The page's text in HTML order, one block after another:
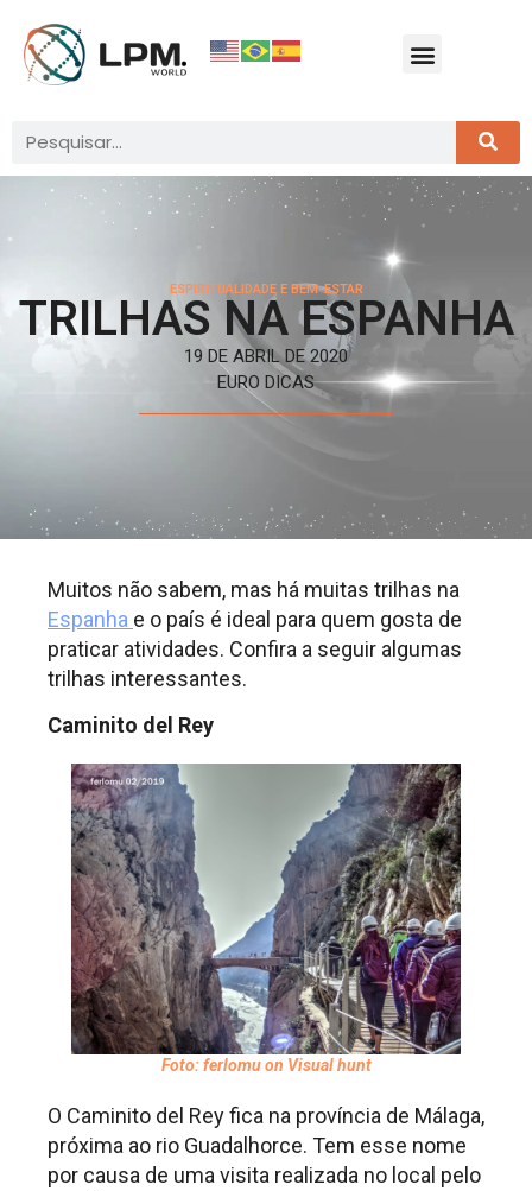
ESPIRITUALIDADE E BEM-ESTAR
TRILHAS NA ESPANHA
19 DE ABRIL DE 2020
EURO DICAS
Muitos não sabem, mas há muitas trilhas na
Espanha e o país é ideal para quem gosta de
praticar atividades. Confira a seguir algumas
trilhas interessantes.
Caminito del Rey
Foto: ferlomu on Visual hunt
O Caminito del Rey fica na província de Málaga,
próxima ao rio Guadalhorce. Tem esse nome
por causa de uma visita realizada no local pelo